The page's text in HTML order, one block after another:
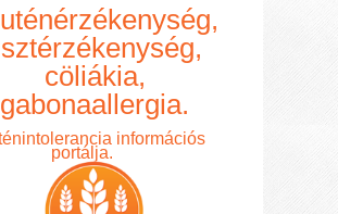
cöliákia,
gabonaallergia.
információs
portálja.